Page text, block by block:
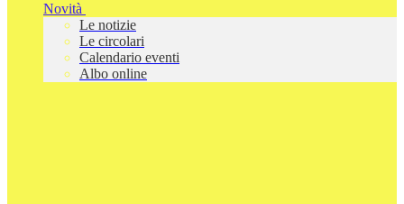
Novità
Le notizie
Le circolari
Calendario eventi
Albo online